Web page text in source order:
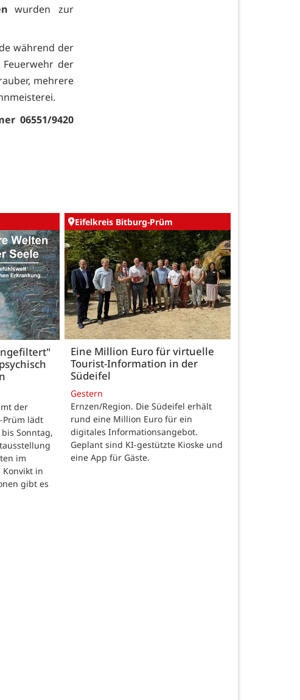
wurden zur
während der
der
mehrere
06551/9420
der
Prüm lädt
Sonntag,
im
Konvikt in
gibt es
Eifelkreis Bitburg-Prüm
Eine Million Euro für virtuelle
Tourist-Information in der
Südeifel
Gestern
Ernzen/Region. Die Südeifel erhält
rund eine Million Euro für ein
digitales Informationsangebot.
Geplant sind KI-gestützte Kioske und
eine App für Gäste.